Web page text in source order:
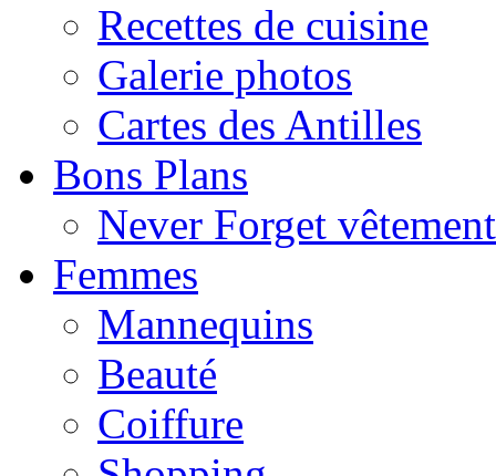
Recettes de cuisine
Galerie photos
Cartes des Antilles
Bons Plans
Never Forget
Femmes
Mannequins
Beauté
Coiffure